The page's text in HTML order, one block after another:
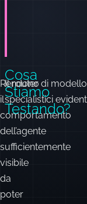
Rendono
il
comportamento
dell’agente
sufficientemente
visibile
da
poter
Cosa
Stiamo
Testando?
Il router di
specialistici